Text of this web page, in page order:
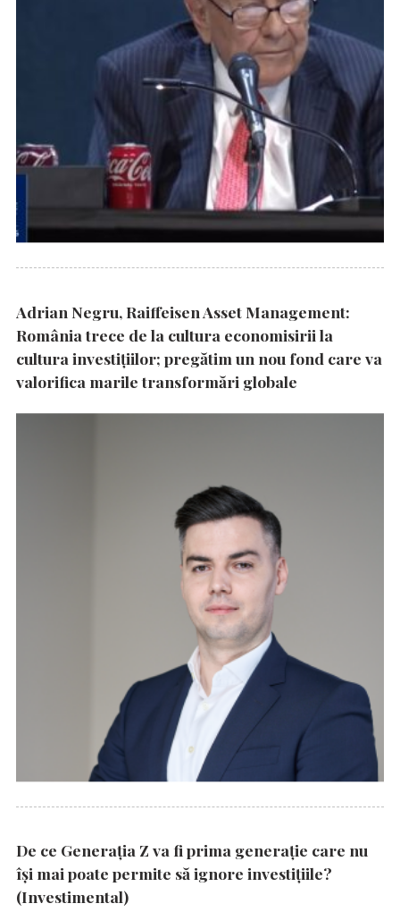
Adrian Negru, Raiffeisen Asset Management:
România trece de la cultura economisirii la
cultura investițiilor; pregătim un nou fond care va
valorifica marile transformări globale
De ce Generația Z va fi prima generație care nu
își mai poate permite să ignore investițiile?
(Investimental)